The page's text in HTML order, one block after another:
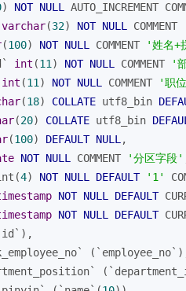
) NOT NULL
AUTO_INCREMENT
varchar(32) NOT NULL COMMENT
(100) NOT NULL COMMENT
'姓名+
int (11 ) NOT NULL COMMENT
'
int (11 ) NOT NULL COMMENT
'职
(18) COLLATE utf8_bin
(20) COLLATE utf8_bin
(100) DEFAULT NULL ,
NOT NULL COMMENT '分区字段'
4) NOT NULL DEFAULT '1'
NOT NULL DEFAULT
NOT NULL DEFAULT